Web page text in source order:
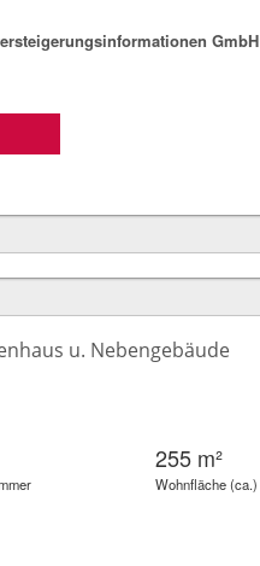
GmbH
u. Nebengebäude
255 m²
Wohnfläche (ca.)